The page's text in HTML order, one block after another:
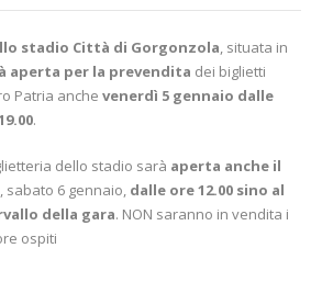
stadio Città di Gorgonzola, situata in
aperta per la prevendita dei biglietti
Patria anche venerdì 5 gennaio dalle
.
dello stadio sarà aperta anche il
, sabato 6 gennaio, dalle ore 12.00 sino al
della gara. NON saranno in vendita i
ospiti